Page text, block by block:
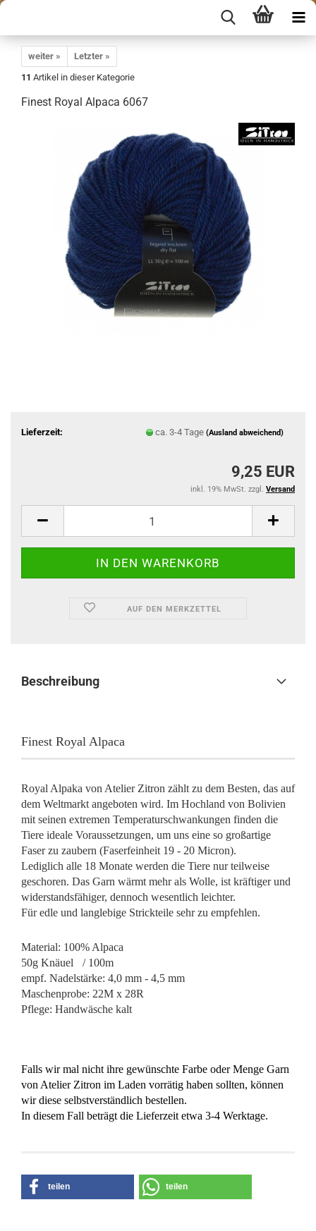
weiter »
Letzter »
11 Artikel in dieser Kategorie
Finest Royal Alpaca 6067
Lieferzeit: ca. 3-4 Tage (Ausland abweichend)
9,25 EUR
inkl. 19% MwSt. zzgl. Versand
AUF DEN MERKZETTEL
Beschreibung
Finest Royal Alpaca
Royal Alpaka von Atelier Zitron zählt zu dem Besten, das auf
dem Weltmarkt angeboten wird. Im Hochland von Bolivien
mit seinen extremen Temperaturschwankungen finden die
Tiere ideale Voraussetzungen, um uns eine so großartige
Faser zu zaubern (Faserfeinheit 19 - 20 Micron).
Lediglich alle 18 Monate werden die Tiere nur teilweise
geschoren. Das Garn wärmt mehr als Wolle, ist kräftiger und
widerstandsfähiger, dennoch wesentlich leichter.
Für edle und langlebige Strickteile sehr zu empfehlen.
Material: 100% Alpaca
50g Knäuel
/ 100m
empf. Nadelstärke: 4,0 mm - 4,5 mm
Maschenprobe: 22M x 28R
Pflege: Handwäsche kalt
Falls wir mal nicht ihre gewünschte Farbe oder Menge Garn
von Atelier Zitron im Laden vorrätig haben sollten, können
wir diese selbstverständlich bestellen.
In diesem Fall beträgt die Lieferzeit etwa 3-4 Werktage.
teilen teilen